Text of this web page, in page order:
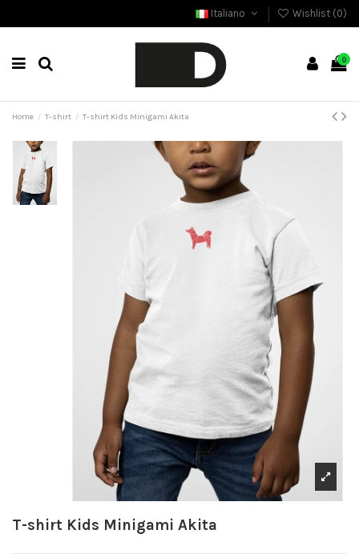
Italiano Wishlist (0)
0
Home T-shirt T-shirt Kids Minigami Akita
T-shirt Kids Minigami Akita